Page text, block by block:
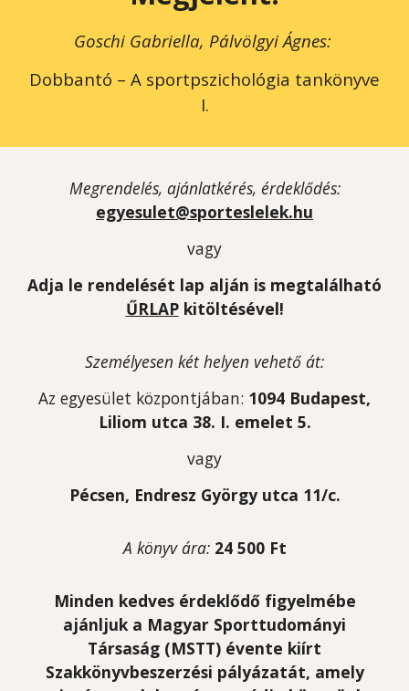
Goschi Gabriella, Pálvölgyi Ágnes:
Dobbantó – A sportpszichológia tankönyve
I.
Megrendelés, ajánlatkérés, érdeklődés:
egyesulet@sporteslelek.hu
vagy
Adja le rendelését lap alján is megtalálható
ŰRLAPkitöltésével!
Személyesen két helyen vehető át:
Az egyesület központjában: 1094 Budapest,
Liliom utca 38. I. emelet 5.
vagy
Pécsen, Endresz György utca 11/c.
A könyv ára: 24 500 Ft
Minden kedves érdeklődő figyelmébe
ajánljuk a Magyar Sporttudományi
Társaság (MSTT) évente kiírt
Szakkönyvbeszerzési pályázatát, amely